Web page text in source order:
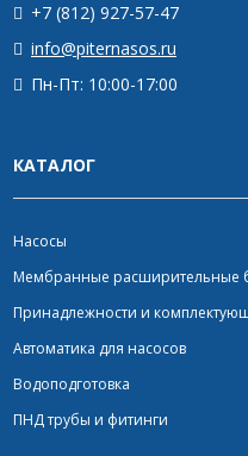
+7 (812) 927-57-47
info@piternasos.ru
Пн-Пт: 10:00-17:00
КАТАЛОГ
Насосы
Мембранные расширительные
Принадлежности и
Автоматика для насосов
Водоподготовка
ПНД трубы и фитинги